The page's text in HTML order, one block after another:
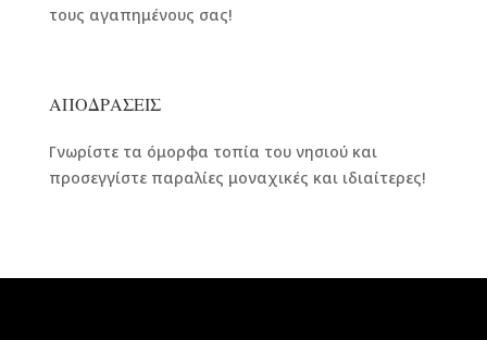
τους αγαπημένους σας!
ΑΠΟΔΡΑΣΕΙΣ
Γνωρίστε τα όμορφα τοπία του νησιού και
προσεγγίστε παραλίες μοναχικές και ιδιαίτερες!